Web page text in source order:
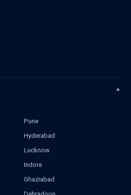
Pune
Hyderabad
Lucknow
Indore
Ghaziabad